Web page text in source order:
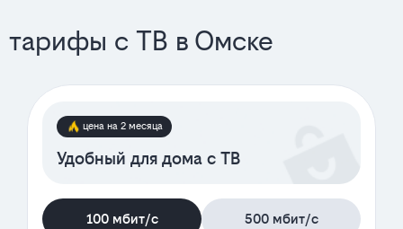
тарифы с ТВ в Омске
цена на 2 месяца
Удобный для дома с ТВ
100 мбит/с 500 мбит/с